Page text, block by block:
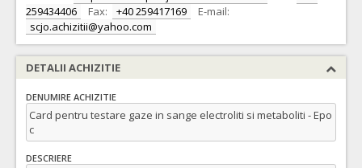
259434406
Fax: +40 259417169
E-mail:
scjo.achizitii@yahoo.com
DETALII ACHIZITIE
DENUMIRE ACHIZITIE
Card pentru testare gaze in sange electroliti si metaboliti - Epo
c
DESCRIERE